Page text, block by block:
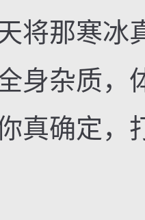
将那寒冰
身杂质，
真确定，